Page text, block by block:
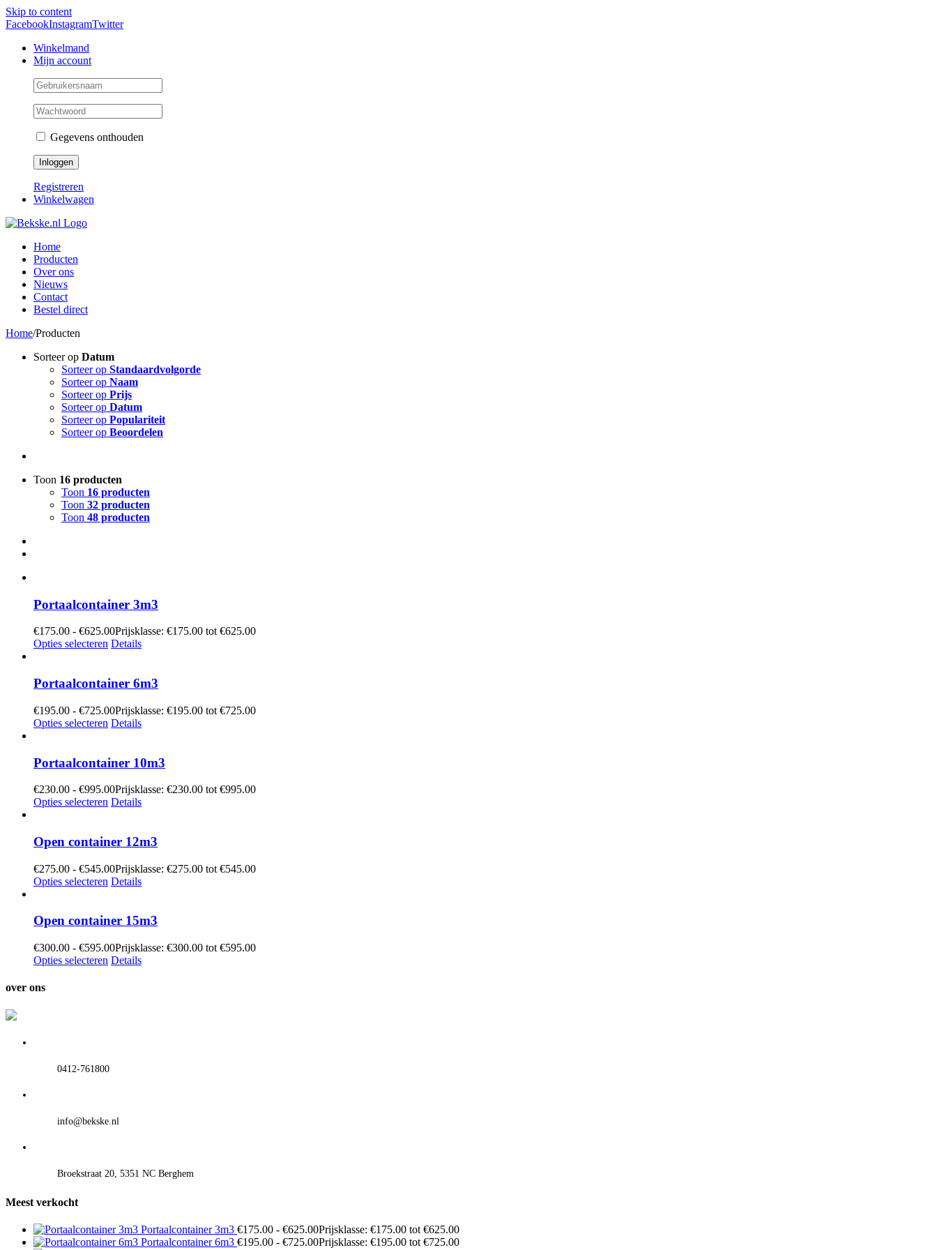
Skip to content
FacebookInstagramTwitter
Winkelmand
Mijn account
Gegevens onthouden
Registreren
Winkelwagen
Home
Producten
Over ons
Nieuws
Contact
Bestel direct
Home/Producten
Sorteer op Datum
Sorteer op Standaardvolgorde
Sorteer op Naam
Sorteer op Prijs
Sorteer op Datum
Sorteer op Populariteit
Sorteer op Beoordelen
Toon 16 producten
Toon 16 producten
Toon 32 producten
Toon 48 producten
Portaalcontainer 3m3
€175.00 - €625.00Prijsklasse: €175.00 tot €625.00
Opties selecteren Details
Portaalcontainer 6m3
€195.00 - €725.00Prijsklasse: €195.00 tot €725.00
Opties selecteren Details
Portaalcontainer 10m3
€230.00 - €995.00Prijsklasse: €230.00 tot €995.00
Opties selecteren Details
Open container 12m3
€275.00 - €545.00Prijsklasse: €275.00 tot €545.00
Opties selecteren Details
Open container 15m3
€300.00 - €595.00Prijsklasse: €300.00 tot €595.00
Opties selecteren Details
over ons
0412-761800
info@bekske.nl
Broekstraat 20, 5351 NC Berghem
Meest verkocht
Portaalcontainer 3m3 €175.00 - €625.00Prijsklasse: €175.00 tot €625.00
Portaalcontainer 6m3 €195.00 - €725.00Prijsklasse: €195.00 tot €725.00